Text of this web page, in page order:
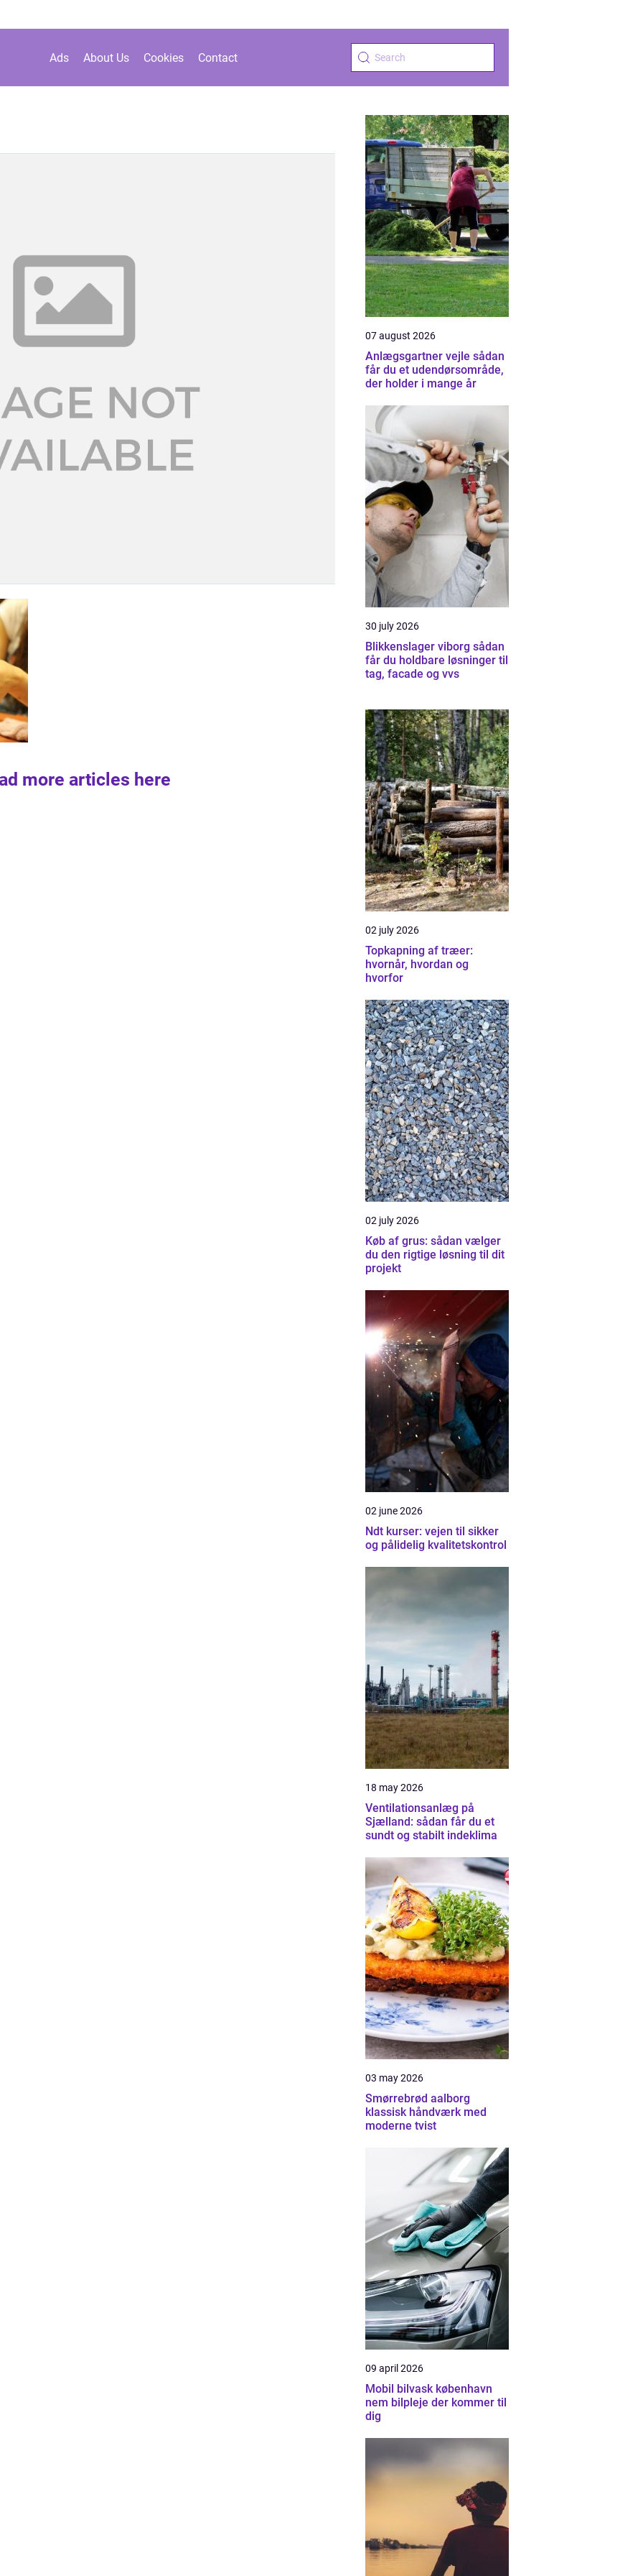
Ads About Us Cookies Contact
more articles here
07 august 2026
Anlægsgartner vejle sådan
får du et udendørsområde,
der holder i mange år
30 july 2026
Blikkenslager viborg sådan
får du holdbare løsninger til
tag, facade og vvs
02 july 2026
Topkapning af træer:
hvornår, hvordan og
hvorfor
02 july 2026
Køb af grus: sådan vælger
du den rigtige løsning til dit
projekt
02 june 2026
Ndt kurser: vejen til sikker
og pålidelig kvalitetskontrol
18 may 2026
Ventilationsanlæg på
Sjælland: sådan får du et
sundt og stabilt indeklima
03 may 2026
Smørrebrød aalborg
klassisk håndværk med
moderne tvist
09 april 2026
Mobil bilvask københavn
nem bilpleje der kommer til
dig